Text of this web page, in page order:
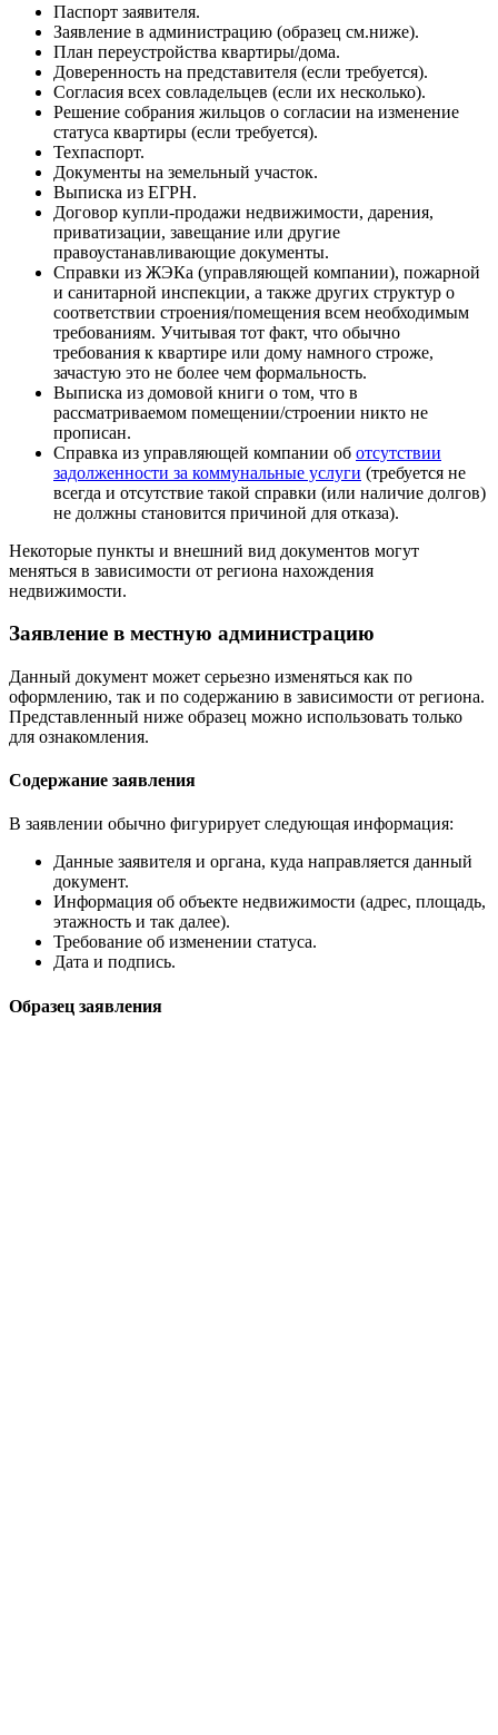
Паспорт заявителя.
Заявление в администрацию (образец см.ниже).
План переустройства квартиры/дома.
Доверенность на представителя (если требуется).
Согласия всех совладельцев (если их несколько).
Решение собрания жильцов о согласии на изменение
статуса квартиры (если требуется).
Техпаспорт.
Документы на земельный участок.
Выписка из ЕГРН.
Договор купли-продажи недвижимости, дарения,
приватизации, завещание или другие
правоустанавливающие документы.
Справки из ЖЭКа (управляющей компании), пожарной
и санитарной инспекции, а также других структур о
соответствии строения/помещения всем необходимым
требованиям. Учитывая тот факт, что обычно
требования к квартире или дому намного строже,
зачастую это не более чем формальность.
Выписка из домовой книги о том, что в
рассматриваемом помещении/строении никто не
прописан.
Справка из управляющей компании об отсутствии
задолженности за коммунальные услуги (требуется не
всегда и отсутствие такой справки (или наличие долгов)
не должны становится причиной для отказа).
Некоторые пункты и внешний вид документов могут
меняться в зависимости от региона нахождения
недвижимости.
Заявление в местную администрацию
Данный документ может серьезно изменяться как по
оформлению, так и по содержанию в зависимости от региона.
Представленный ниже образец можно использовать только
для ознакомления.
Содержание заявления
В заявлении обычно фигурирует следующая информация:
Данные заявителя и органа, куда направляется данный
документ.
Информация об объекте недвижимости (адрес, площадь,
этажность и так далее).
Требование об изменении статуса.
Дата и подпись.
Образец заявления